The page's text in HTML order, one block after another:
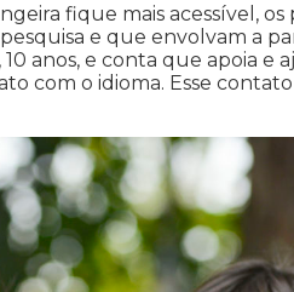
fique mais acessível,
e que envolvam a
anos, e conta que apoia e
com o idioma. Esse